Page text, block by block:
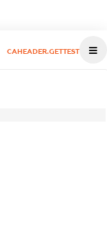
CAHEADER.GETTEST